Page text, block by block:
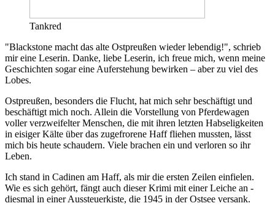
Tankred
"Blackstone macht das alte Ostpreußen wieder lebendig!", schrieb
mir eine Leserin. Danke, liebe Leserin, ich freue mich, wenn meine
Geschichten sogar eine Auferstehung bewirken – aber zu viel des
Lobes.
Ostpreußen, besonders die Flucht, hat mich sehr beschäftigt und
beschäftigt mich noch. Allein die Vorstellung von Pferdewagen
voller verzweifelter Menschen, die mit ihren letzten Habseligkeiten
in eisiger Kälte über das zugefrorene Haff fliehen mussten, lässt
mich bis heute schaudern. Viele brachen ein und verloren so ihr
Leben.
Ich stand in Cadinen am Haff, als mir die ersten Zeilen einfielen.
Wie es sich gehört, fängt auch dieser Krimi mit einer Leiche an -
diesmal in einer Aussteuerkiste, die 1945 in der Ostsee versank.